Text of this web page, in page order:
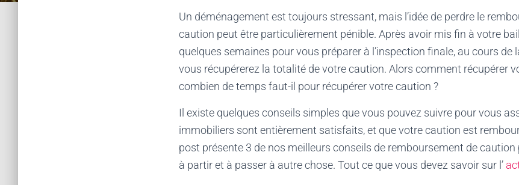
Un déménagement est toujours stressant, mais l’idée de perdre le
caution peut être particulièrement pénible. Après avoir mis fin à votre
quelques semaines pour vous préparer à l’inspection finale, au cours de
vous récupérerez la totalité de votre caution. Alors comment récupérer
combien de temps faut-il pour récupérer votre caution ?
Il existe quelques conseils simples que vous pouvez suivre pour vous
immobiliers sont entièrement satisfaits, et que votre caution est
post présente 3 de nos meilleurs conseils de remboursement de
à partir et à passer à autre chose. Tout ce que vous devez savoir sur l’